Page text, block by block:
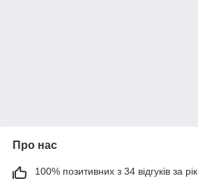
Про нас
100% позитивних з 34 відгуків за рік